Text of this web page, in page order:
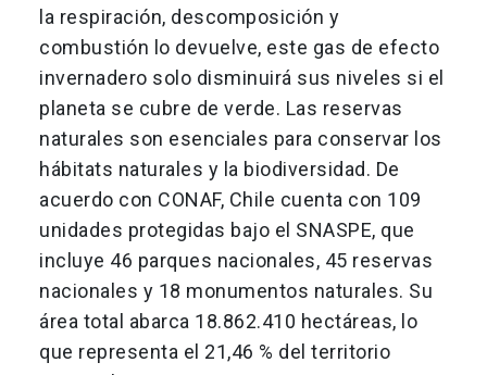
la respiración, descomposición y
combustión lo devuelve, este gas de efecto
invernadero solo disminuirá sus niveles si el
planeta se cubre de verde. Las reservas
naturales son esenciales para conservar los
hábitats naturales y la biodiversidad. De
acuerdo con CONAF, Chile cuenta con 109
unidades protegidas bajo el SNASPE, que
incluye 46 parques nacionales, 45 reservas
nacionales y 18 monumentos naturales. Su
área total abarca 18.862.410 hectáreas, lo
que representa el 21,46 % del territorio